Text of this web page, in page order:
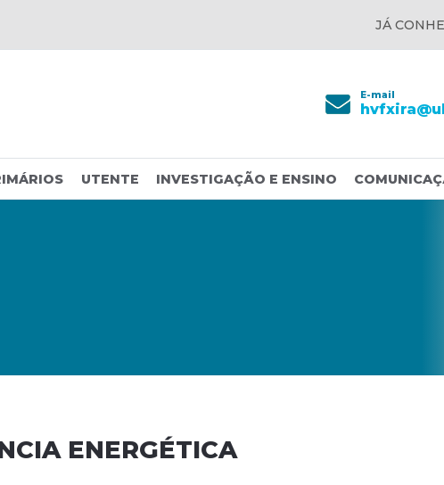
JÁ
E-mail
UTENTE INVESTIGAÇÃO E ENSINO
ENERGÉTICA